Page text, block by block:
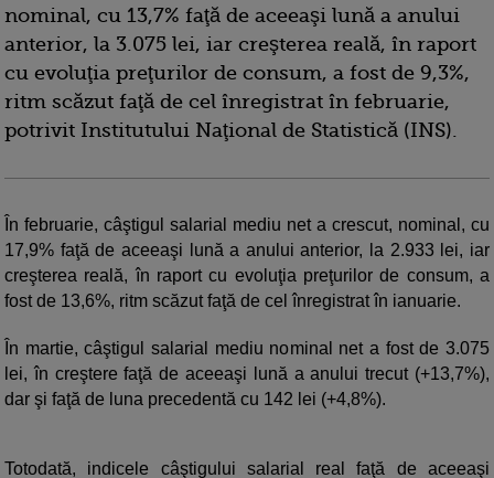
nominal, cu 13,7% faţă de aceeaşi lună a anului
anterior, la 3.075 lei, iar creşterea reală, în raport
cu evoluţia preţurilor de consum, a fost de 9,3%,
ritm scăzut faţă de cel înregistrat în februarie,
potrivit Institutului Naţional de Statistică (INS).
În februarie, câştigul salarial mediu net a crescut, nominal, cu
17,9% faţă de aceeaşi lună a anului anterior, la 2.933 lei, iar
creşterea reală, în raport cu evoluţia preţurilor de consum, a
fost de 13,6%, ritm scăzut faţă de cel înregistrat în ianuarie.
În martie, câştigul salarial mediu nominal net a fost de 3.075
lei, în creştere faţă de aceeaşi lună a anului trecut (+13,7%),
dar şi faţă de luna precedentă cu 142 lei (+4,8%).
Totodată, indicele câştigului salarial real faţă de aceeaşi